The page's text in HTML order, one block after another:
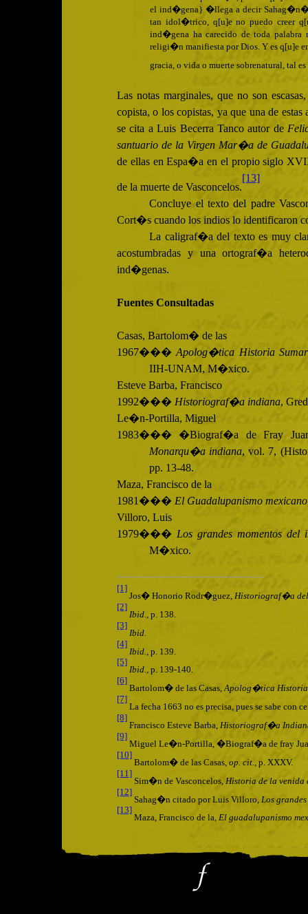
el ind�gena} �llega a decir Sahag�n�
tan idol�trico, q[u]e no puedo creer
ind�gena ha carecido de toda
religi�n manifiesta por Dios. Y es q[u]e
gracia, o vida o muerte sobrenatural, tal
Las notas marginales, que no son
copista, o los copistas, ya que una de
se cita a Luis Becerra Tanco autor de
santuario de la Virgen Mar�a de
de ellas en Espa�a en el propio siglo
de la muerte de Vasconcelos.
[13]
Concluye el texto del padre
Cort�s cuando los indios lo identificaron
La caligraf�a del texto es muy
acostumbradas y una ortograf�a
ind�genas.
Fuentes Consultadas
Casas, Bartolom� de las
1967���Apolog�tica Historia
IIH-UNAM, M�xico.
Esteve Barba, Francisco
1992��� Historiograf�a indiana,
Le�n-Portilla, Miguel
1983��� �Biograf�a de Fray Juan
Monarqu�a indiana, vol. 7,
pp. 13-48.
Maza, Francisco de la
1981��� El Guadalupanismo
Villoro, Luis
1979��� Los grandes momentos
M�xico.
[1]
Jos� Honorio Rodr�guez , Historiograf�a
[2]
Ibid., p. 138.
[3]
Ibid.
[4]
Ibid., p. 139.
[5]
Ibid., p. 139-140.
[6]
Bartolom� de las Casas,Apolog�tica
[7]
La fecha 1663 no es precisa, pues se sabe
[8]
Francisco Esteve Barba, Historiograf�a
[9]
Miguel Le�n-Portilla, �Biograf�a de fray
[10]
Bartolom� de las Casas, op. cit., p. XXXV.
[11]
Sim�n de Vasconcelos, Historia de la venida
[12]
Sahag�n citado por Luis Villoro, Los
[13]
Maza, Francisco de la, El guadalupanismo